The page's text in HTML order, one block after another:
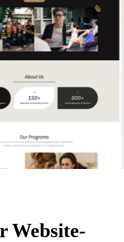
Website-